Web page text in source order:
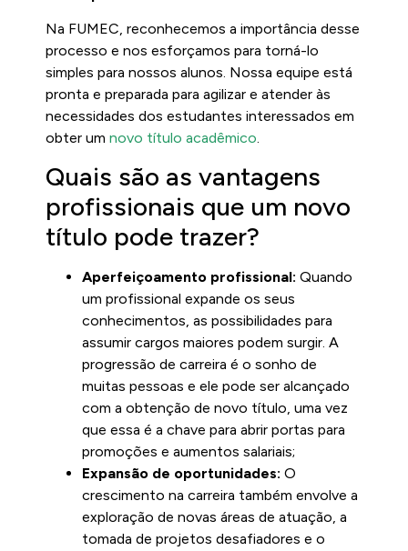
Na FUMEC, reconhecemos a importância desse
processo e nos esforçamos para torná-lo
simples para nossos alunos. Nossa equipe está
pronta e preparada para agilizar e atender às
necessidades dos estudantes interessados em
obter um novo título acadêmico.
Quais são as vantagens
profissionais que um novo
título pode trazer?
Aperfeiçoamento profissional: Quando
um profissional expande os seus
conhecimentos, as possibilidades para
assumir cargos maiores podem surgir. A
progressão de carreira é o sonho de
muitas pessoas e ele pode ser alcançado
com a obtenção de novo título, uma vez
que essa é a chave para abrir portas para
promoções e aumentos salariais;
Expansão de oportunidades: O
crescimento na carreira também envolve a
exploração de novas áreas de atuação, a
tomada de projetos desafiadores e o